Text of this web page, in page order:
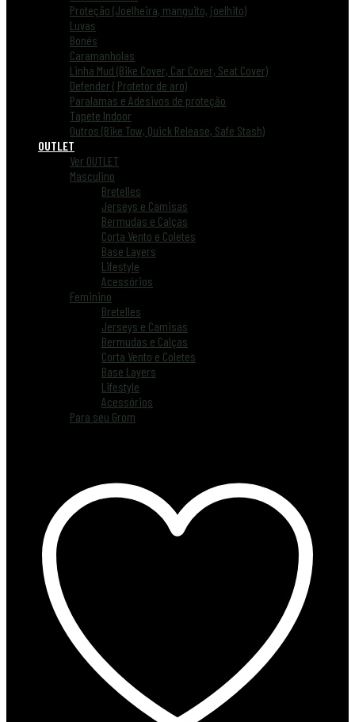
Proteção (Joelheira, manguito, joelhito)
Luvas
Bonés
Caramanholas
Linha Mud (Bike Cover, Car Cover, Seat Cover)
Defender ( Protetor de aro)
Paralamas e Adesivos de proteção
Tapete Indoor
Outros (Bike Tow, Quick Release, Safe Stash)
OUTLET
Ver OUTLET
Masculino
Bretelles
Jerseys e Camisas
Bermudas e Calças
Corta Vento e Coletes
Base Layers
Lifestyle
Acessórios
Feminino
Bretelles
Jerseys e Camisas
Bermudas e Calças
Corta Vento e Coletes
Base Layers
Lifestyle
Acessórios
Para seu Grom